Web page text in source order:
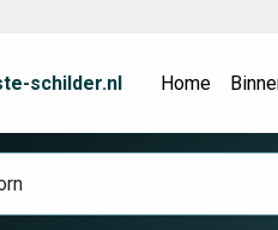
schilder.nl Home